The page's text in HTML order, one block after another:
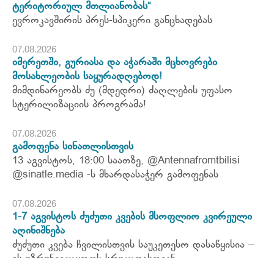
ტერიტორიულ მთლიანობას“
ევროკავშირის პრეს-სპიკერი განცხადებას
07.08.2026
იმერეთში, გურიასა და აჭარაში მცხოვრები
მოსახლეობის საყურადღებოდ!
მიმდინარეობს ძუ (მდედრი) ძაღლების უფასო
სტერილიზაციის პროგრამა!
07.08.2026
გამოფენა სინათლისთვის
13 აგვისტოს, 18:00 საათზე, @Antennafromtbilisi
@sinatle.media -ს მხარდასაჭერ გამოფენას
07.08.2026
1-7 აგვისტოს ძუძუთი კვების მსოფლიო კვირეული
აღინიშნება
ძუძუთი კვება ჩვილისთვის საუკეთესო დასაწყისია –